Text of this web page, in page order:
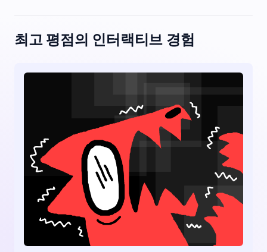
최고 평점의 인터랙티브 경험